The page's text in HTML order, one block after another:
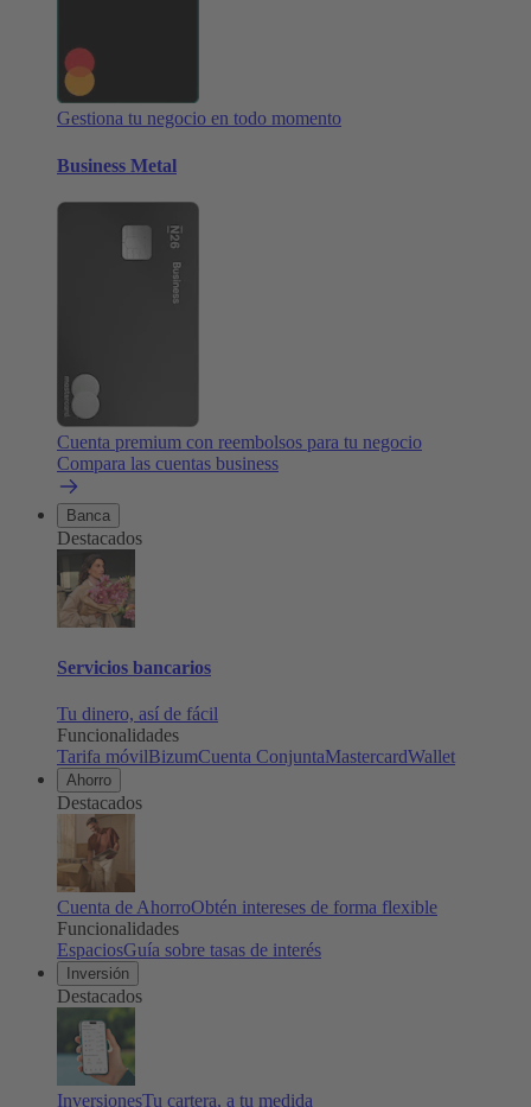
Gestiona tu negocio en todo momento
Business Metal
Cuenta premium con reembolsos para tu negocio
Compara las cuentas business
Banca
Destacados
Servicios bancarios
Tu dinero, así de fácil
Funcionalidades
Tarifa móvilBizumCuenta ConjuntaMastercardWallet
Ahorro
Destacados
Cuenta de AhorroObtén intereses de forma flexible
Funcionalidades
EspaciosGuía sobre tasas de interés
Inversión
Destacados
InversionesTu cartera, a tu medida